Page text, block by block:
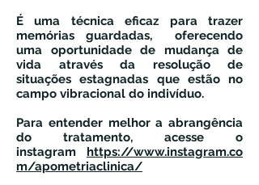
É uma técnica eficaz para trazer
memórias guardadas, oferecendo
uma oportunidade de mudança de
vida através da resolução de
situações estagnadas que estão no
campo vibracional do indivíduo.
Para entender melhor a abrangência
do tratamento, acesse o
instagram https://www.instagram.co
m/apometriaclinica/